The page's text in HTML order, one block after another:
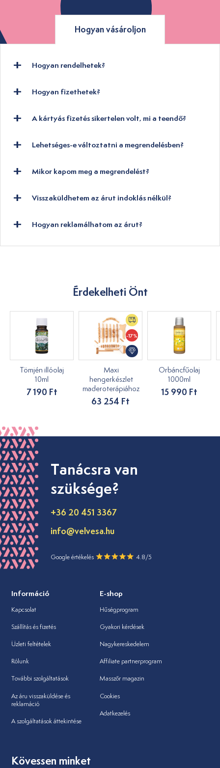
Hogyan vásároljon
Hogyan rendelhetek?
Hogyan fizethetek?
A kártyás fizetés sikertelen volt, mi a teendő?
Lehetséges-e változtatni a megrendelésben?
Mikor kapom meg a megrendelést?
Visszaküldhetem az árut indoklás nélkül?
Hogyan reklamálhatom az árut?
Érdekelheti Önt
Tömjén illóolaj
10ml
7 190 Ft
-17%
Maxi
hengerkészlet
maderoterápiához
63 254 Ft
Orbáncfűolaj
1000ml
15 990 Ft
Tanácsra van
szüksége?
+36 20 451 3367
info@velvesa.hu
Google értékelés 4.8/5
Információ
Kapcsolat
Szállítás és fizetés
Üzleti feltételek
Rólunk
További szolgáltatások
Az áru visszaküldése és
reklamáció
A szolgáltatások áttekintése
E-shop
Hűségprogram
Gyakori kérdések
Nagykereskedelem
Affiliate partnerprogram
Masszőr magazin
Cookies
Adatkezelés
Kövessen minket